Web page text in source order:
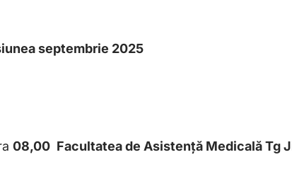
septembrie 2025
08,00 Facultatea de Asistență Medicală Tg